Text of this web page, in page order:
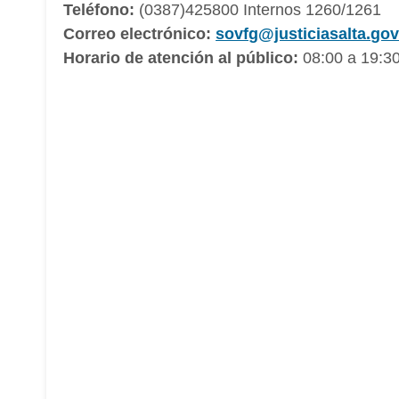
Teléfono: (0387)425800 Internos 1260/1261
Correo electrónico:
Horario de atención al público: 08:00 a